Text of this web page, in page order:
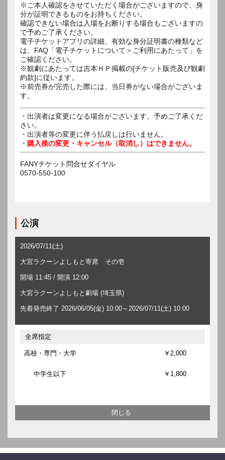
※ご本人確認をさせていただく場合がございますので、身
分が証明できるものをお持ちください。
確認できない場合は入場をお断りする場合もございますの
で予めご了承ください。
電子チケットアプリの詳細、有効な身分証明書の種類など
は、FAQ「電子チケットについて＞ご利用にあたって」を
ご確認ください。
※観劇にあたっては吉本ＨＰ掲載の[チケット販売及び観劇
約款]に従います。
※前売券が完売した際には、当日券がない場合がございま
す。
・出演者は変更になる場合がございます。予めご了承くだ
さい。
・出演者等の変更に伴う払戻しは行いません。
・購入後の変更・キャンセル（取消し）はできません。
FANYチケット問合せダイヤル
0570-550-100
公演
2026/07/11(土)
大宮ラクーンよしもと寄席 その壱
開場 11:45 / 開演 12:00
大宮ラクーンよしもと劇場 (埼玉県)
先着発売終了 2026/06/05(金) 10:00～2026/07/11(土) 10:00
全席指定
高校・専門・大学 ￥2,000
中学生以下 ￥1,800